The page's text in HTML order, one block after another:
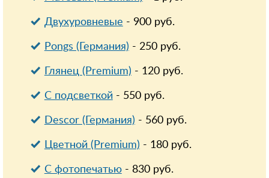
Двухуровневые - 900руб.
Pongs (Германия) - 250руб.
Глянец (Premium) - 120руб.
С подсветкой- 550руб.
Descor (Германия) - 560руб.
Цветной (Premium) - 180руб.
С фотопечатью- 830руб.